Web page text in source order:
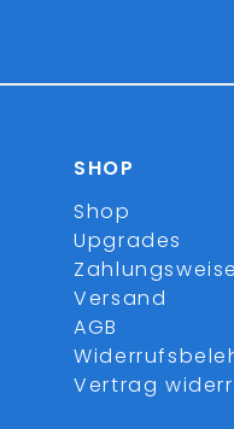
SHOP
Shop
Upgrades
Versand
AGB
Vertrag